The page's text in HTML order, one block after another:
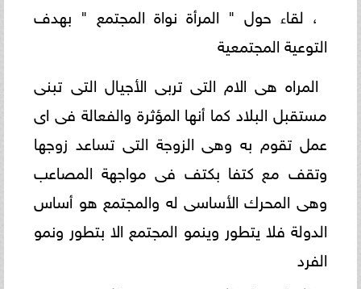
، لقاء حول " المرأة نواة المجتمع " بهدف
التوعية المجتمعية
المراه هى الام التى تربى الأجيال التى تبنى
مستقبل البلاد كما أنها المؤثرة والفعالة فى اى
عمل تقوم به وهى الزوجة التى تساعد زوجها
وتقف مع كتفا بكتف فى مواجهة المصاعب
وهى المحرك الأساسى له والمجتمع هو أساس
الدولة فلا يتطور وينمو المجتمع الا بتطور ونمو
الفرد